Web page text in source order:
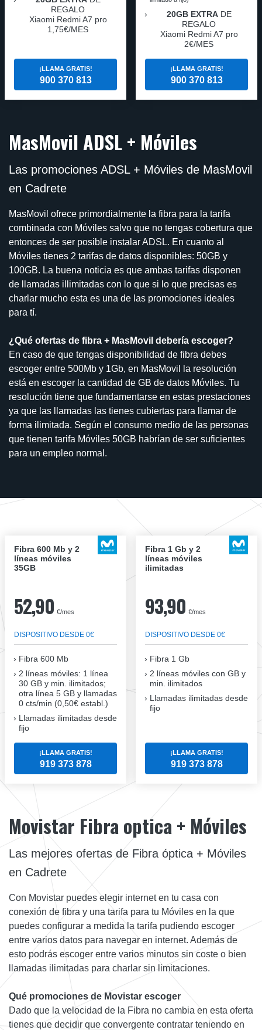
REGALO
Xiaomi Redmi A7 pro
1,75€/MES
¡LLAMA GRATIS!
900 370 813
20GB EXTRADE
REGALO
Xiaomi Redmi A7 pro
2€/MES
¡LLAMA GRATIS!
900 370 813
MasMovil ADSL + Móviles
Las promociones ADSL + Móviles de MasMovil
en Cadrete
MasMovil ofrece primordialmente la fibra para la tarifa
combinada con Móviles salvo que no tengas cobertura que
entonces de ser posible instalar ADSL. En cuanto al
Móviles tienes 2 tarifas de datos disponibles: 50GB y
100GB. La buena noticia es que ambas tarifas disponen
de llamadas illimitadas con lo que si lo que precisas es
charlar mucho esta es una de las promociones ideales
para tí.
¿Qué ofertas de fibra + MasMovil debería escoger?
En caso de que tengas disponibilidad de fibra debes
escoger entre 500Mb y 1Gb, en MasMovil la resolución
está en escoger la cantidad de GB de datos Móviles. Tu
resolución tiene que fundamentarse en estas prestaciones
ya que las llamadas las tienes cubiertas para llamar de
forma ilimitada. Según el consumo medio de las personas
que tienen tarifa Móviles 50GB habrían de ser suficientes
para un empleo normal.
Fibra 600 Mb y 2
líneas móviles
35GB
52,90 €/mes
DISPOSITIVO DESDE 0€
Fibra 600 Mb
2 líneas móviles: 1 línea
30 GB y min. ilimitados;
otra línea 5 GB y llamadas
0 cts/min (0,50€ establ.)
Llamadas ilimitadas desde
fijo
¡LLAMA GRATIS!
919 373 878
Fibra 1 Gb y 2
líneas móviles
ilimitadas
93,90 €/mes
DISPOSITIVO DESDE 0€
Fibra 1 Gb
2 líneas móviles con GB y
min. ilimitados
Llamadas ilimitadas desde
fijo
¡LLAMA GRATIS!
919 373 878
Movistar Fibra optica + Móviles
Las mejores ofertas de Fibra óptica + Móviles
en Cadrete
Con Movistar puedes elegir internet en tu casa con
conexión de fibra y una tarifa para tu Móviles en la que
puedes configurar a medida la tarifa pudiendo escoger
entre varios datos para navegar en internet. Además de
esto podrás escoger entre varios minutos sin coste o bien
llamadas ilimitadas para charlar sin limitaciones.
Qué promociones de Movistar escoger
Dado que la velocidad de la Fibra no cambia en esta oferta
tienes que decidir que convergente contratar teniendo en